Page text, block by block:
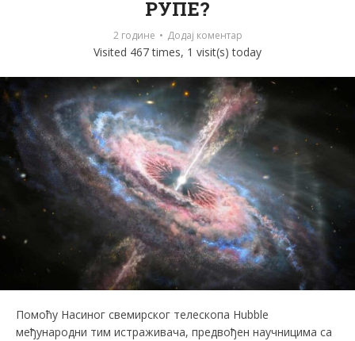
РУПЕ?
2 године Додај коментар
Visited 467 times, 1 visit(s) today
Помоћу Насиног свемирског телескопа Hubble
међународни тим истраживача, предвођен научницима са